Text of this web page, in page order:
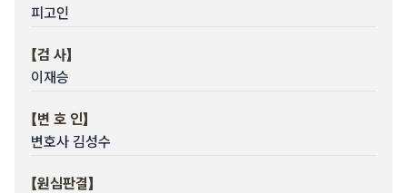
피고인
【검 사】
이재승
【변 호 인】
변호사 김성수
【원심판결】